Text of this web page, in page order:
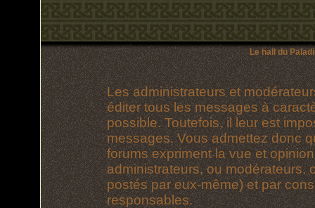
Le hall du
Les administrateurs et
éditer tous les messages à
possible. Toutefois, il leur est
messages. Vous admettez donc
forums expriment la vue et
administrateurs, ou modérateurs,
postés par eux-même) et par
responsables.